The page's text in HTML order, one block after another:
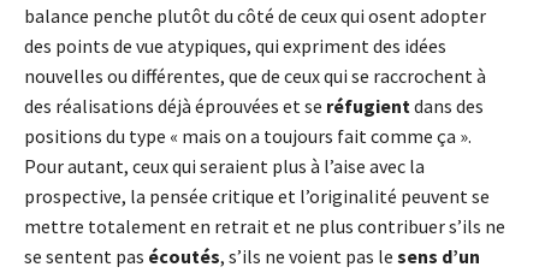
balance penche plutôt du côté de ceux qui osent adopter
des points de vue atypiques, qui expriment des idées
nouvelles ou différentes, que de ceux qui se raccrochent à
des réalisations déjà éprouvées et se réfugientdans des
positions du type « mais on a toujours fait comme ça ».
Pour autant, ceux qui seraient plus à l’aise avec la
prospective, la pensée critique et l’originalité peuvent se
mettre totalement en retrait et ne plus contribuer s’ils ne
se sentent pas écoutés, s’ils ne voient pas le sens d’un